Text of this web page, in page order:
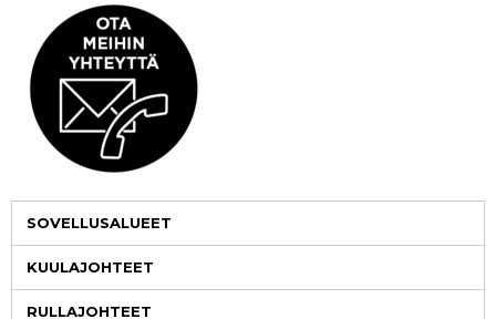
SOVELLUSALUEET
KUULAJOHTEET
RULLAJOHTEET